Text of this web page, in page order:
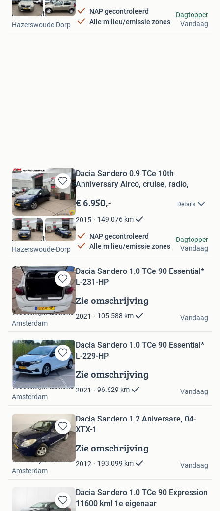
NAP gecontroleerd
Alle milieu/emissie zones
F en M Autoservice
Hazerswoude-Dorp
Dagtopper
Vandaag
Bewaren
in
Mijn
Favorieten
Dacia Sandero 0.9 TCe 10th
Anniversary Airco, cruise, radio,
€ 6.950,- Details
2015 149.076 km
NAP gecontroleerd
Alle milieu/emissie zones
F en M Autoservice
Hazerswoude-Dorp
Dagtopper
Vandaag
Bewaren
in
Mijn
Favorieten
Dacia Sandero 1.0 TCe 90 Essential*
L-231-HP
Zie omschrijving
2021 105.588 km
Troostwijk Auctions
Amsterdam
Vandaag
Bewaren
in
Mijn
Favorieten
Dacia Sandero 1.0 TCe 90 Essential*
L-229-HP
Zie omschrijving
2021 96.629 km
Troostwijk Auctions
Amsterdam
Vandaag
Bewaren
in
Mijn
Favorieten
Dacia Sandero 1.2 Aniversare, 04-
XTX-1
Zie omschrijving
2012 193.099 km
Troostwijk Auctions
Amsterdam
Vandaag
Dacia Sandero 1.0 TCe 90 Expression
11600 km! 1e eigenaar